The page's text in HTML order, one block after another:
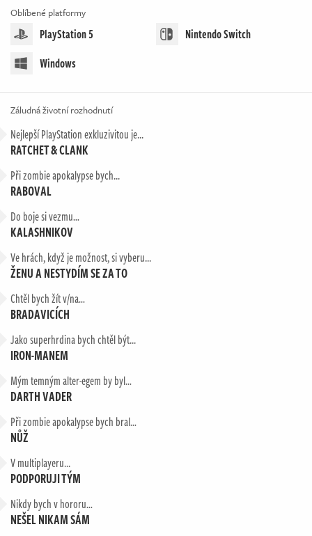
Oblíbené platformy
PlayStation 5
Nintendo Switch
Windows
Záludná životní rozhodnutí
Nejlepší PlayStation exkluzivitou je...
RATCHET & CLANK
Při zombie apokalypse bych...
RABOVAL
Do boje si vezmu…
KALASHNIKOV
Ve hrách, když je možnost, si vyberu...
ŽENU A NESTYDÍM SE ZA TO
Chtěl bych žít v/na…
BRADAVICÍCH
Jako superhrdina bych chtěl být...
IRON-MANEM
Mým temným alter-egem by byl…
DARTH VADER
Při zombie apokalypse bych bral…
NŮŽ
V multiplayeru...
PODPORUJI TÝM
Nikdy bych v hororu…
NEŠEL NIKAM SÁM